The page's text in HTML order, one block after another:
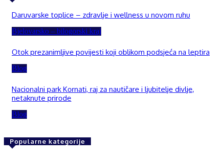
Daruvarske toplice – zdravlje i wellness u novom ruhu
Bjelovarsko – bilogorski kraj
Otok prezanimljive povijesti koji oblikom podsjeća na leptira
Blog
Nacionalni park Kornati, raj za nautičare i ljubitelje divlje,
netaknute prirode
Blog
Popularne kategorije